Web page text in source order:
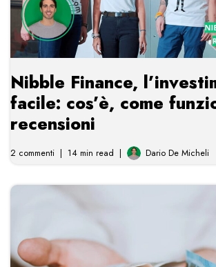
Nibble Finance,
facile: cos’è, come
recensioni
2 commenti 14 min read Dario De Micheli